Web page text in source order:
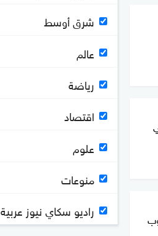
شرق أوسط
عالم
رياضة
اقتصاد
علوم
منوعات
راديو سكاي نيوز عربية